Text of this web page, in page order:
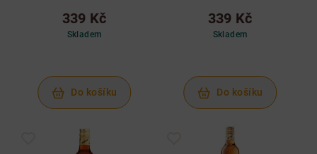
339 Kč
Skladem
Do košíku
339 Kč
Skladem
Do košíku